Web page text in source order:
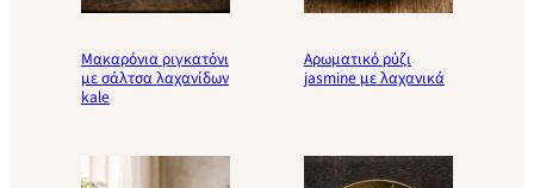
Μακαρόνια ριγκατόνι
με σάλτσα λαχανίδων
kale
Αρωματικό ρύζι
jasmine με λαχανικά